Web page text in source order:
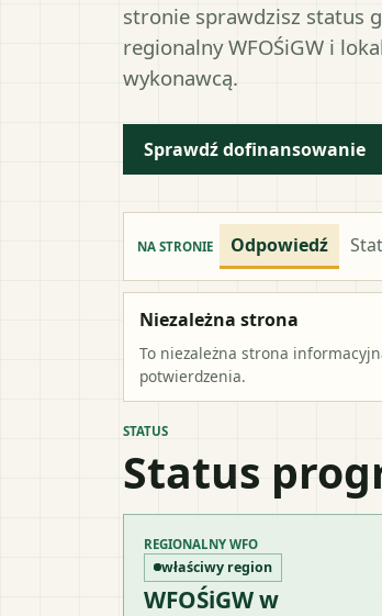
stronie sprawdzisz status
regionalny WFOŚiGW i
wykonawcą.
Sprawdź dofinansowanie
NA STRONIE Odpowiedź
Niezależna strona
To niezależna strona
potwierdzenia.
STATUS
Status
REGIONALNY WFO
właściwy region
WFOŚiGW w